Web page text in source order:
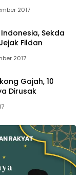
2017
Sekda
Fildan
2017
Gajah, 10
Dirusak